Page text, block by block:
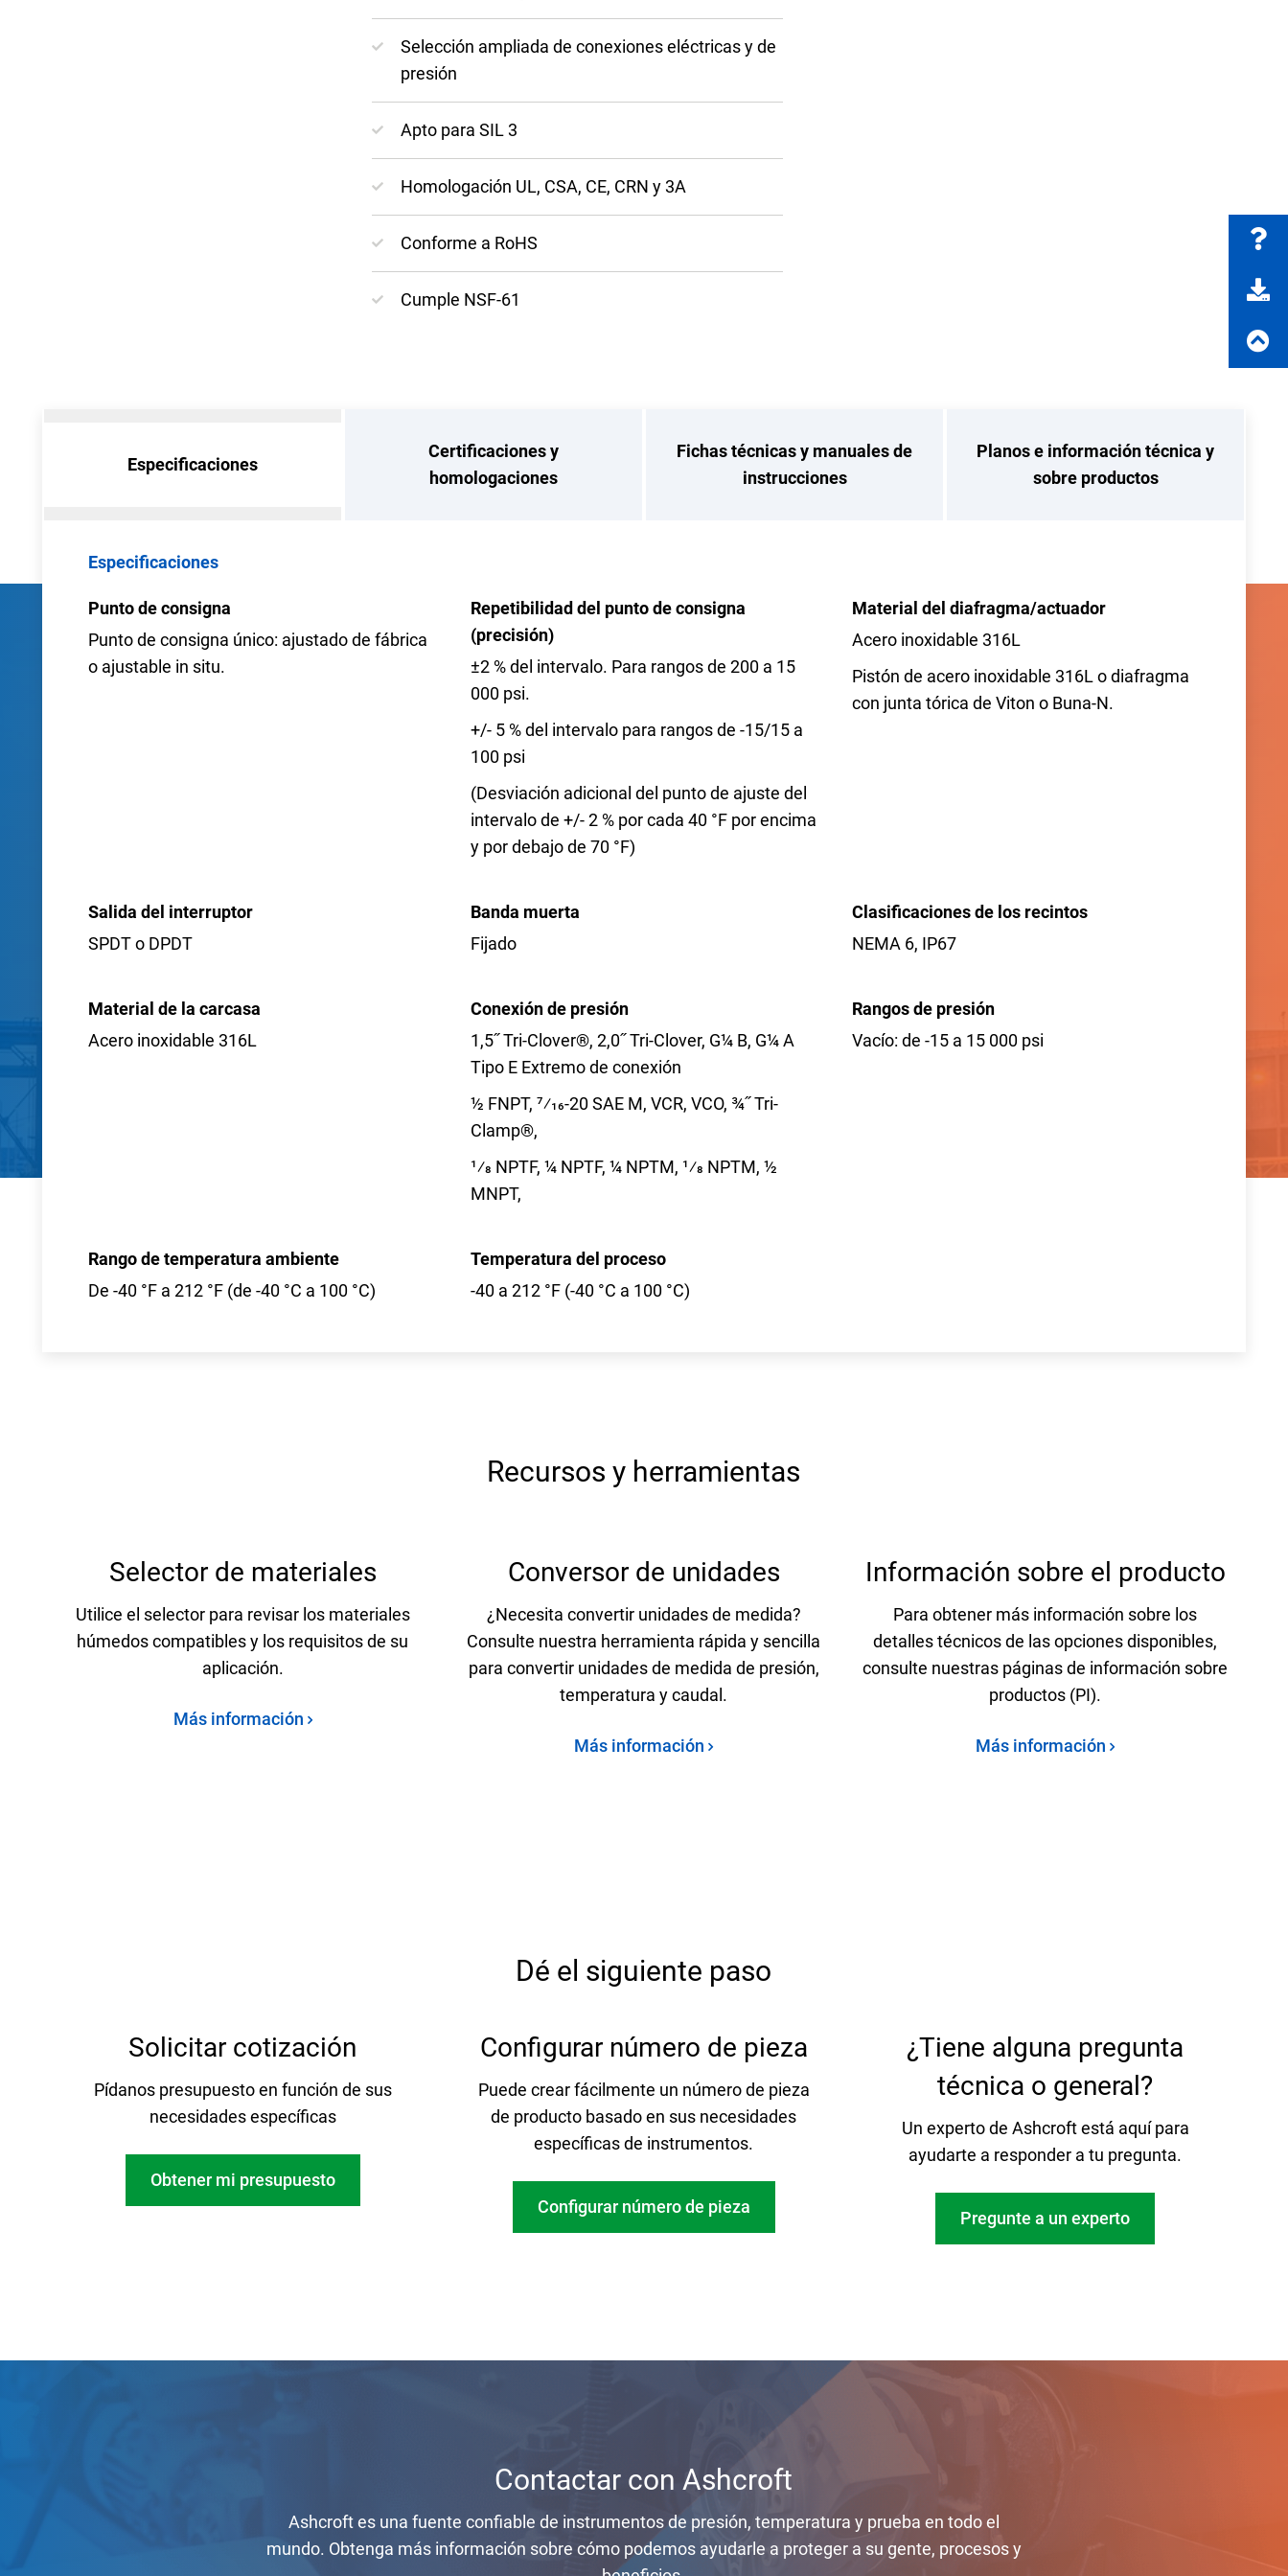
Selección ampliada de conexiones eléctricas y de
presión
Apto para SIL 3
Homologación UL, CSA, CE, CRN y 3A
Conforme a RoHS
Cumple NSF-61
Especificaciones
Certificaciones y
homologaciones
Fichas técnicas y manuales de
instrucciones
Planos e información técnica y
sobre productos
Especificaciones
Punto de consigna
Punto de consigna único: ajustado de fábrica
o ajustable in situ.
Repetibilidad del punto de consigna
(precisión)
±2 % del intervalo. Para rangos de 200 a 15
000 psi.
+/- 5 % del intervalo para rangos de -15/15 a
100 psi
(Desviación adicional del punto de ajuste del
intervalo de +/- 2 % por cada 40 °F por encima
y por debajo de 70 °F)
Material del diafragma/actuador
Acero inoxidable 316L
Pistón de acero inoxidable 316L o diafragma
con junta tórica de Viton o Buna-N.
Salida del interruptor
SPDT o DPDT
Banda muerta
Fijado
Clasificaciones de los recintos
NEMA 6, IP67
Material de la carcasa
Acero inoxidable 316L
Conexión de presión
1,5˝ Tri-Clover®, 2,0˝ Tri-Clover, G¼ B, G¼ A
Tipo E Extremo de conexión
½ FNPT, 7⁄16-20 SAE M, VCR, VCO, ¾˝ Tri-
Clamp®,
1⁄8 NPTF, ¼ NPTF, ¼ NPTM, 1⁄8 NPTM, ½
MNPT,
Rangos de presión
Vacío: de -15 a 15 000 psi
Rango de temperatura ambiente
De -40 °F a 212 °F (de -40 °C a 100 °C)
Temperatura del proceso
-40 a 212 °F (-40 °C a 100 °C)
Recursos y herramientas
Selector de materiales
Utilice el selector para revisar los materiales
húmedos compatibles y los requisitos de su
aplicación.
Más información
Conversor de unidades
¿Necesita convertir unidades de medida?
Consulte nuestra herramienta rápida y sencilla
para convertir unidades de medida de presión,
temperatura y caudal.
Más información
Información sobre el producto
Para obtener más información sobre los
detalles técnicos de las opciones disponibles,
consulte nuestras páginas de información sobre
productos (PI).
Más información
Dé el siguiente paso
Solicitar cotización
Pídanos presupuesto en función de sus
necesidades específicas
Obtener mi presupuesto
Configurar número de pieza
Puede crear fácilmente un número de pieza
de producto basado en sus necesidades
específicas de instrumentos.
Configurar número de pieza
¿Tiene alguna pregunta
técnica o general?
Un experto de Ashcroft está aquí para
ayudarte a responder a tu pregunta.
Pregunte a un experto
Contactar con Ashcroft
Ashcroft es una fuente confiable de instrumentos de presión, temperatura y prueba en todo el
mundo. Obtenga más información sobre cómo podemos ayudarle a proteger a su gente, procesos y